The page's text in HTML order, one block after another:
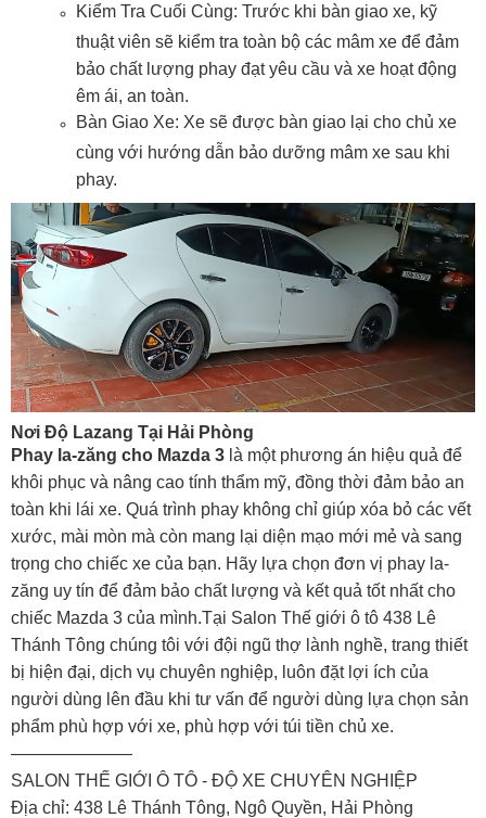
Kiểm Tra Cuối Cùng: Trước khi bàn giao xe, kỹ
thuật viên sẽ kiểm tra toàn bộ các mâm xe để đảm
bảo chất lượng phay đạt yêu cầu và xe hoạt động
êm ái, an toàn.
Bàn Giao Xe: Xe sẽ được bàn giao lại cho chủ xe
cùng với hướng dẫn bảo dưỡng mâm xe sau khi
phay.
Nơi Độ Lazang Tại Hải Phòng
Phay la-zăng cho Mazda 3 là một phương án hiệu quả để
khôi phục và nâng cao tính thẩm mỹ, đồng thời đảm bảo an
toàn khi lái xe. Quá trình phay không chỉ giúp xóa bỏ các vết
xước, mài mòn mà còn mang lại diện mạo mới mẻ và sang
trọng cho chiếc xe của bạn. Hãy lựa chọn đơn vị phay la-
zăng uy tín để đảm bảo chất lượng và kết quả tốt nhất cho
chiếc Mazda 3 của mình.Tại Salon Thế giới ô tô 438 Lê
Thánh Tông chúng tôi với đội ngũ thợ lành nghề, trang thiết
bị hiện đại, dịch vụ chuyên nghiệp, luôn đặt lợi ích của
người dùng lên đầu khi tư vấn để người dùng lựa chọn sản
phẩm phù hợp với xe, phù hợp với túi tiền chủ xe.
———————
SALON THẾ GIỚI Ô TÔ - ĐỘ XE CHUYÊN NGHIỆP
Địa chỉ: 438 Lê Thánh Tông, Ngô Quyền, Hải Phòng